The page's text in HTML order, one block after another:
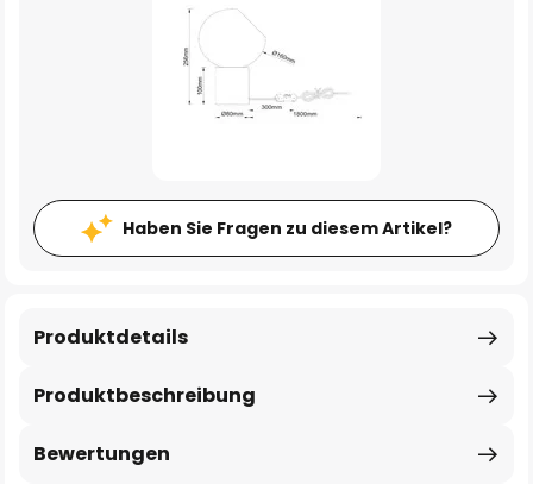
Haben Sie Fragen zu diesem Artikel?
Produktbeschreibung
Produktdetails
Bewertungen